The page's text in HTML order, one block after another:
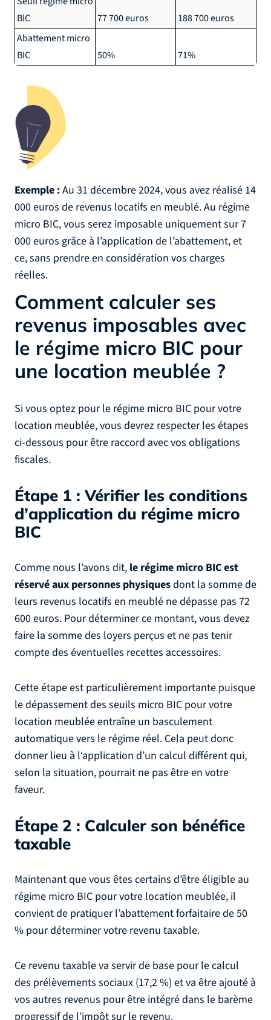
BIC
77 700 euros
188 700 euros
Abattement micro
BIC
50% 71%
Exemple :Au 31 décembre 2024, vous avez réalisé 14
000 euros de revenus locatifs en meublé. Au régime
micro BIC, vous serez imposable uniquement sur 7
000 euros grâce à l’application de l’abattement, et
ce, sans prendre en considération vos charges
réelles.
Comment calculer ses
revenus imposables avec
le régime micro BIC pour
une location meublée ?
Si vous optez pour le régime micro BIC pour votre
location meublée, vous devrez respecter les étapes
ci-dessous pour être raccord avec vos obligations
fiscales.
Étape 1 : Vérifier les conditions
d’application du régime micro
BIC
Comme nous l’avons dit, le régime micro BIC est
réservé aux personnes physiquesdont la somme de
leurs revenus locatifs en meublé ne dépasse pas 72
600 euros. Pour déterminer ce montant, vous devez
faire la somme des loyers perçus et ne pas tenir
compte des éventuelles recettes accessoires.
Cette étape est particulièrement importante puisque
le dépassement des seuils micro BIC pour votre
location meublée entraîne un basculement
automatique vers le régime réel. Cela peut donc
donner lieu à l‘application d’un calcul différent qui,
selon la situation, pourrait ne pas être en votre
faveur.
Étape 2 : Calculer son bénéfice
taxable
Maintenant que vous êtes certains d’être éligible au
régime micro BIC pour votre location meublée, il
convient de pratiquer l’abattement forfaitaire de 50
% pour déterminer votre revenu taxable.
Ce revenu taxable va servir de base pour le calcul
des prélèvements sociaux (17,2 %) et va être ajouté à
vos autres revenus pour être intégré dans le barème
progressif de l’impôt sur le revenu.